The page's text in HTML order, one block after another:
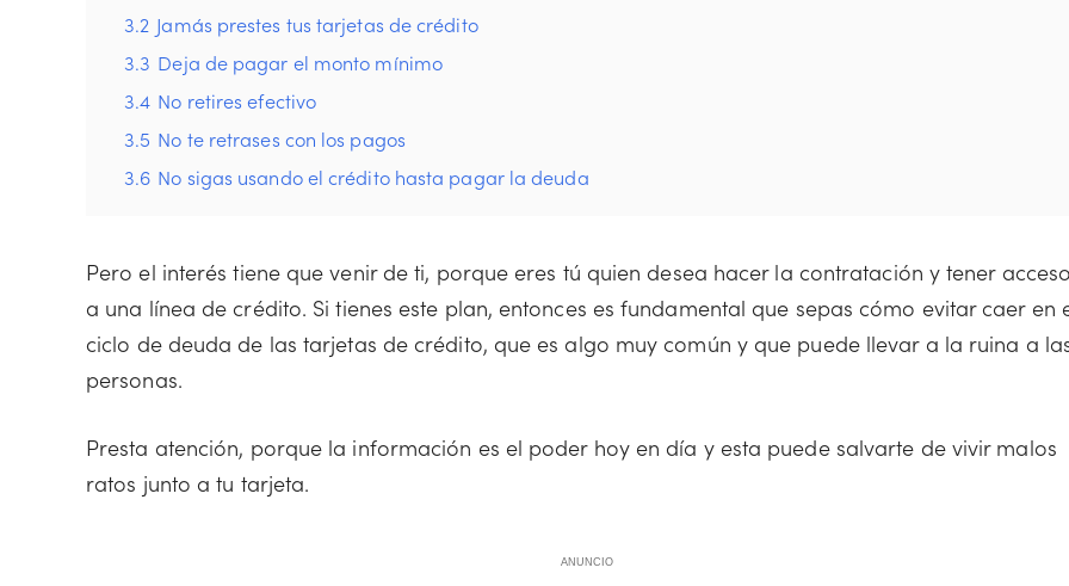
3.2 Jamás prestes tus tarjetas de crédito
3.3 Deja de pagar el monto mínimo
3.4 No retires efectivo
3.5 No te retrases con los pagos
3.6 No sigas usando el crédito hasta pagar la deuda
Pero el interés tiene que venir de ti, porque eres tú quien desea hacer la contratación y tener
a una línea de crédito. Si tienes este plan, entonces es fundamental que sepas cómo evitar caer en
ciclo de deuda de las tarjetas de crédito, que es algo muy común y que puede llevar a la ruina a
personas.
Presta atención, porque la información es el poder hoy en día y esta puede salvarte de vivir malos
ratos junto a tu tarjeta.
ANUNCIO